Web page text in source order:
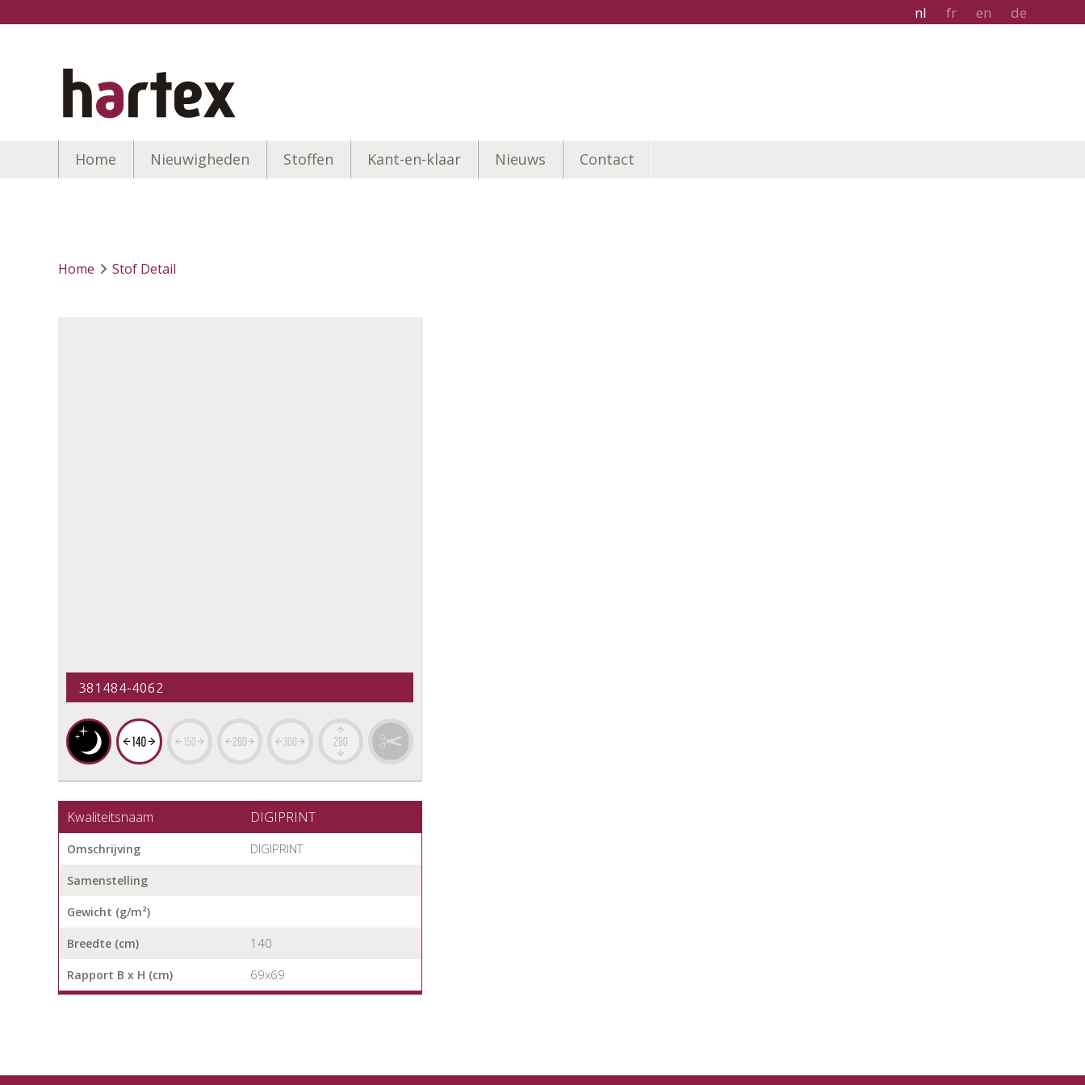
nl fr en de
Home Nieuwigheden Stoffen Kant-en-klaar Nieuws Contact
Home Stof Detail
381484-4062
Kwaliteitsnaam DIGIPRINT
Omschrijving DIGIPRINT
Samenstelling
Gewicht (g/m²)
Breedte (cm) 140
Rapport B x H (cm) 69x69